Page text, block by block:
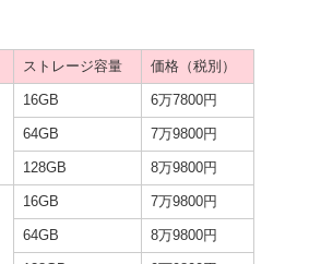
ストレージ容量 価格（税別）
16GB 6万7800円
64GB 7万9800円
128GB 8万9800円
16GB 7万9800円
64GB 8万9800円